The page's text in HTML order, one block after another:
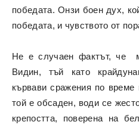
победата. Онзи боен дух,
победата, и чувството от
Не е случаен фактът, че
Видин, тъй като
кървави сражения по време
той е обсаден, води се
крепостта, поверена на